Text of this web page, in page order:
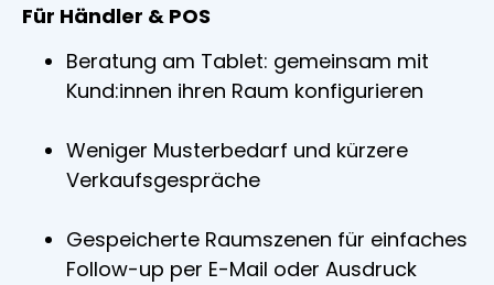
Für Händler & POS
Beratung am Tablet: gemeinsam mit
Kund:innen ihren Raum konfigurieren
Weniger Musterbedarf und kürzere
Verkaufsgespräche
Gespeicherte Raumszenen für einfaches
Follow-up per E-Mail oder Ausdruck